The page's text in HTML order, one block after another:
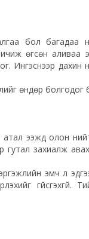
бол багадаа
өгсөн аливаа
Ингэснээр дахин
өндөр болгодог
ээжүүд олон
гутал захиалж
эмч л
үгүйсгэхгүй.